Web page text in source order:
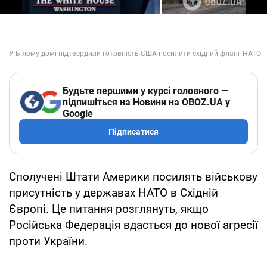
Будьте першими у курсі головного —
підпишіться на Новини на OBOZ.UA у
Google
Підписатися
Сполучені Штати Америки посилять військову
присутність у державах НАТО в Східній
Європі. Це питання розглянуть, якщо
Російська Федерація вдасться до нової агресії
проти України.